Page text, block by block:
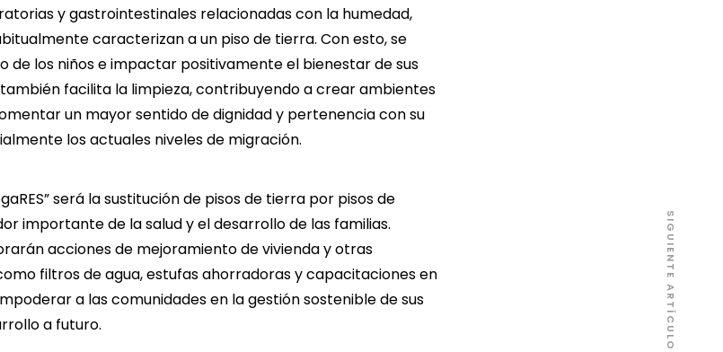
y gastrointestinales relacionadas con la humedad,
caracterizan a un piso de tierra. Con esto, se
de los niños e impactar positivamente el bienestar de sus
facilita la limpieza, contribuyendo a crear ambientes
un mayor sentido de dignidad y pertenencia con su
los actuales niveles de migración.
será la sustitución de pisos de tierra por pisos de
importante de la salud y el desarrollo de las familias.
acciones de mejoramiento de vivienda y otras
filtros de agua, estufas ahorradoras y capacitaciones en
a las comunidades en la gestión sostenible de sus
a futuro.
SIGUIENTE ARTÍCULO